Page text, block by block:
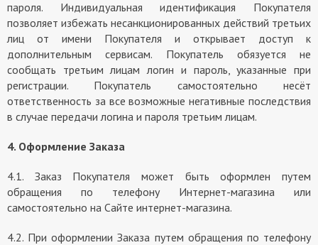
пароля. Индивидуальная идентификация Покупателя
позволяет избежать несанкционированных действий третьих
лиц от имени Покупателя и открывает доступ к
дополнительным сервисам. Покупатель обязуется не
сообщать третьим лицам логин и пароль, указанные при
регистрации. Покупатель самостоятельно несёт
ответственность за все возможные негативные последствия
в случае передачи логина и пароля третьим лицам.
4. Оформление Заказа
4.1. Заказ Покупателя может быть оформлен путем
обращения по телефону Интернет-магазина или
самостоятельно на Сайте интернет-магазина.
4.2. При оформлении Заказа путем обращения по телефону